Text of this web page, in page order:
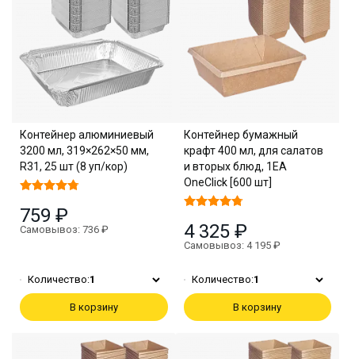
Контейнер алюминиевый
3200 мл, 319×262×50 мм,
R31, 25 шт (8 уп/кор)
759 ₽
Самовывоз: 736 ₽
Количество:1
В корзину
Контейнер бумажный
крафт 400 мл, для салатов
и вторых блюд, 1EA
OneClick [600 шт]
4 325 ₽
Самовывоз: 4 195 ₽
Количество:1
В корзину